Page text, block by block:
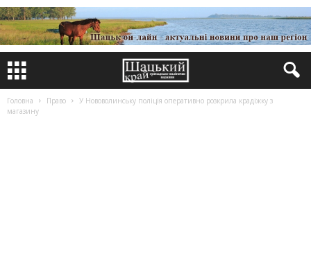
Головна Право
У Нововолинську поліція оперативно розкрила крадіжку з
магазину